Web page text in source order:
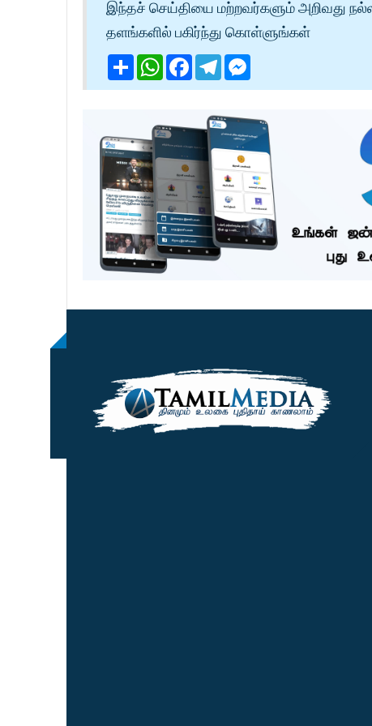
இந்தச் செய்தியை மற்றவர்களும் அறிவது
தளங்களில் பகிர்ந்து கொள்ளுங்கள்
ShareWhatsApp
Facebook
Telegram